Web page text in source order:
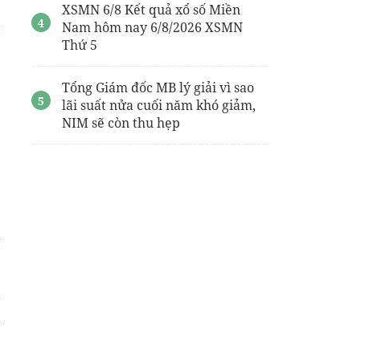
XSMN 6/8 Kết quả xổ số Miền
Nam hôm nay 6/8/2026 XSMN
Thứ 5
Tổng Giám đốc MB lý giải vì sao
lãi suất nửa cuối năm khó giảm,
NIM sẽ còn thu hẹp